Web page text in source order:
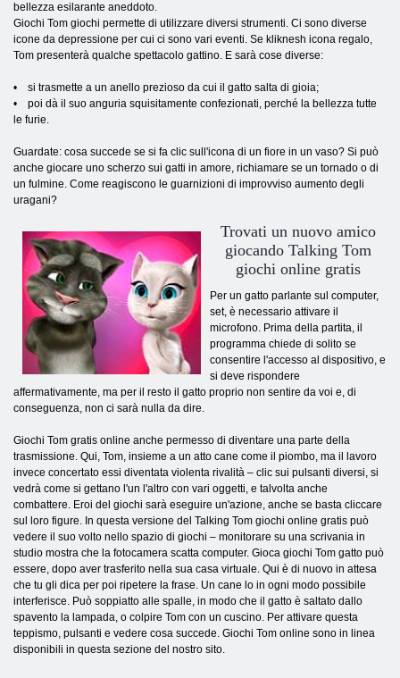
bellezza esilarante aneddoto.
Giochi Tom giochi permette di utilizzare diversi strumenti. Ci sono diverse
icone da depressione per cui ci sono vari eventi. Se kliknesh icona regalo,
Tom presenterà qualche spettacolo gattino. E sarà cose diverse:
• si trasmette a un anello prezioso da cui il gatto salta di gioia;
• poi dà il suo anguria squisitamente confezionati, perché la bellezza tutte
le furie.
Guardate: cosa succede se si fa clic sull'icona di un fiore in un vaso? Si può
anche giocare uno scherzo sui gatti in amore, richiamare se un tornado o di
un fulmine. Come reagiscono le guarnizioni di improvviso aumento degli
uragani?
Trovati un nuovo amico
giocando Talking Tom
giochi online gratis
Per un gatto parlante sul computer,
set, è necessario attivare il
microfono. Prima della partita, il
programma chiede di solito se
consentire l'accesso al dispositivo, e
si deve rispondere
affermativamente, ma per il resto il gatto proprio non sentire da voi e, di
conseguenza, non ci sarà nulla da dire.
Giochi Tom gratis online anche permesso di diventare una parte della
trasmissione. Qui, Tom, insieme a un atto cane come il piombo, ma il lavoro
invece concertato essi diventata violenta rivalità – clic sui pulsanti diversi, si
vedrà come si gettano l'un l'altro con vari oggetti, e talvolta anche
combattere. Eroi del giochi sarà eseguire un'azione, anche se basta cliccare
sul loro figure. In questa versione del Talking Tom giochi online gratis può
vedere il suo volto nello spazio di giochi – monitorare su una scrivania in
studio mostra che la fotocamera scatta computer. Gioca giochi Tom gatto può
essere, dopo aver trasferito nella sua casa virtuale. Qui è di nuovo in attesa
che tu gli dica per poi ripetere la frase. Un cane lo in ogni modo possibile
interferisce. Può soppiatto alle spalle, in modo che il gatto è saltato dallo
spavento la lampada, o colpire Tom con un cuscino. Per attivare questa
teppismo, pulsanti e vedere cosa succede. Giochi Tom online sono in linea
disponibili in questa sezione del nostro sito.